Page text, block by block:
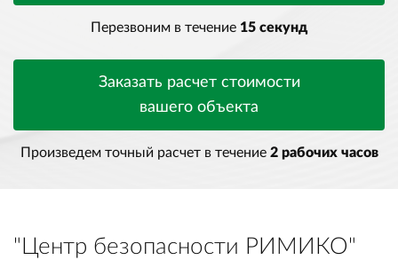
Перезвоним в течение 15 секунд
Заказать расчет стоимости
вашего объекта
Произведем точный расчет в течение 2 рабочих часов
"Центр безопасности РИМИКО"